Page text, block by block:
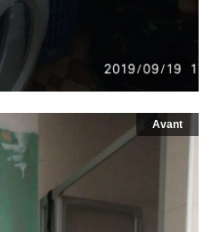
Avant